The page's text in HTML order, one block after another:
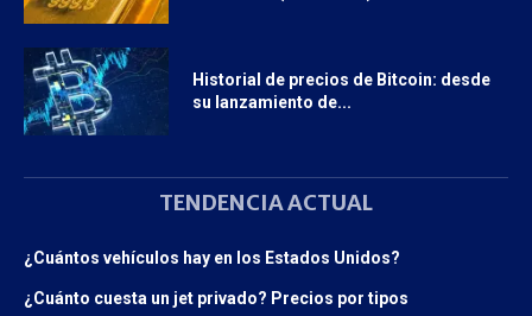
Historial de precios de Bitcoin: desde
su lanzamiento de...
TENDENCIA ACTUAL
¿Cuántos vehículos hay en los Estados Unidos?
¿Cuánto cuesta un jet privado? Precios por tipos